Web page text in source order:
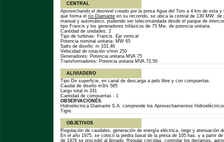
CENTRAL
Aprovechando el desnivel creado por la presa Agua del Toro a 4 km de esta
que forma el río Diamante en su recorrido, se ubica la central de 130 MW. de
manual y automático, pudiendo ser telecomandada desde el parque de
tipo Francis y los generadores trifásicos de 75 Mw. de potencia unitaria.
Cantidad de unidades: 2
Tipo de turbinas: Francis. Eje vertical
Potencia nominal unitaria: MW 65
Salto de diseño: m 101,46
Velocidad de rotación v/min 250
Generadores: Potencia unitaria MVA 75
Transformadores: Potencia unitaria MVA 72,50
ALIVIADERO
Tipo De superficie, en canal de descarga a pelo libre y con compuertas.
Caudal de diseño m3/s 585
Largo total m 241
Cantidad de compuertas - 1
OBSERVACIONES:
Hidroelectrica Diamante S.A. comprende los Aprovechamientos
Tigre.
OBJETIVOS
Regulación de caudales, generación de energía eléctrica, riego y atenuación
En el año 1975, se colocó la piedra basal de la presa de 105 has. y a partir
de 1976 se procedió al llenado. Regular crecidas, controlar los derrames,